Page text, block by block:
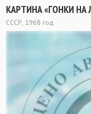
КАРТИНА «ГОНКИ
СССР, 1968 год